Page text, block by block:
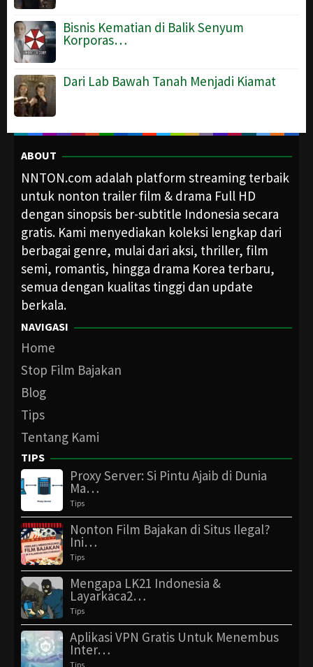
Bisnis Kematian di Balik Senyum
Korporas…
Dari Lab Bawah Tanah Menjadi Kiamat
ABOUT
NNTON.com adalah platform streaming terbaik
untuk nonton trailer film & drama Full HD
dengan sinopsis ber-subtitle Indonesia secara
gratis. Kami menyediakan koleksi lengkap dari
berbagai genre, mulai dari aksi, thriller, film
semi, romantis, hingga drama Korea terbaru,
semua dengan kualitas tinggi dan update
berkala.
NAVIGASI
Home
Stop Film Bajakan
Blog
Tips
Tentang Kami
TIPS
Proxy Server: Si Pintu Ajaib di Dunia
Ma…
Tips
Nonton Film Bajakan di Situs Ilegal?
Ini…
Tips
Mengapa LK21 Indonesia &
Layarkaca2…
Tips
Aplikasi VPN Gratis Untuk Menembus
Inter…
Tips